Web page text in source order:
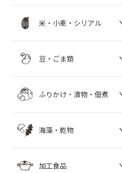
米・小麦・シリアル
豆・ごま類
ふりかけ・漬物・佃煮
海藻・乾物
加工食品